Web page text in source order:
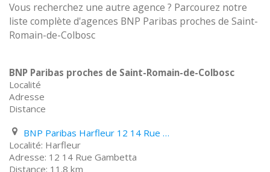
Vous recherchez une autre agence ? Parcourez notre
liste complète d'agences BNP Paribas proches de Saint-
Romain-de-Colbosc
BNP Paribas proches de Saint-Romain-de-Colbosc
Localité
Adresse
Distance
BNP Paribas Harfleur 12 14 Rue Gambetta
Harfleur
12 14 Rue Gambetta
11.8 km